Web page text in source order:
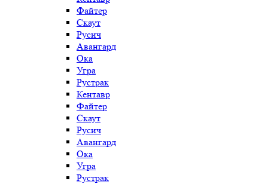
Файтер
Скаут
Русич
Авангард
Ока
Угра
Рустрак
Кентавр
Файтер
Скаут
Русич
Авангард
Ока
Угра
Рустрак